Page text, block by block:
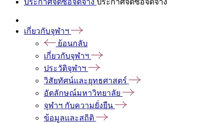
ประกาศจัดซื้อจัดจ้าง ประกาศจัดซื้อจัดจ้าง
เกี่ยวกับจุฬาฯ
ย้อนกลับ
เกี่ยวกับจุฬาฯ
ประวัติจุฬาฯ
วิสัยทัศน์และยุทธศาสตร์
อัตลักษณ์มหาวิทยาลัย
จุฬาฯ กับความยั่งยืน
ข้อมูลและสถิติ